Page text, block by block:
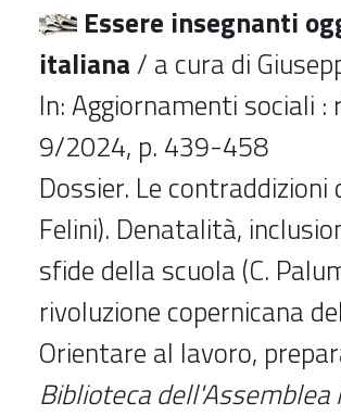
Essere insegnanti
italiana / a cura di
In: Aggiornamenti sociali
9/2024, p. 439-458
Dossier. Le
Felini). Denatalità,
sfide della scuola (C.
rivoluzione copernicana
Orientare al lavoro,
Biblioteca